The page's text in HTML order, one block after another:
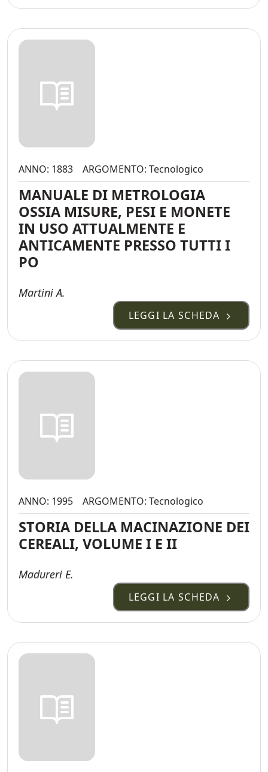
ANNO: 1883 ARGOMENTO: Tecnologico
MANUALE DI METROLOGIA
OSSIA MISURE, PESI E MONETE
IN USO ATTUALMENTE E
ANTICAMENTE PRESSO TUTTI I
PO
Martini A.
LEGGI LA SCHEDA
ANNO: 1995 ARGOMENTO: Tecnologico
STORIA DELLA MACINAZIONE DEI
CEREALI, VOLUME I E II
Madureri E.
LEGGI LA SCHEDA